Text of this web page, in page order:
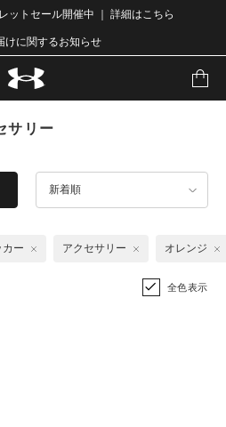
ットセール開催中 ｜ 詳細はこちら
けに関するお知らせ
サリー
新着順
カー アクセサリー オレンジ
全色表示